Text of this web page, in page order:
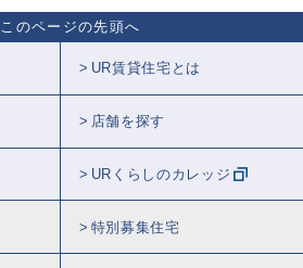
このページの先頭へ
UR賃貸住宅とは
店舗を探す
URくらしのカレッジ
特別募集住宅